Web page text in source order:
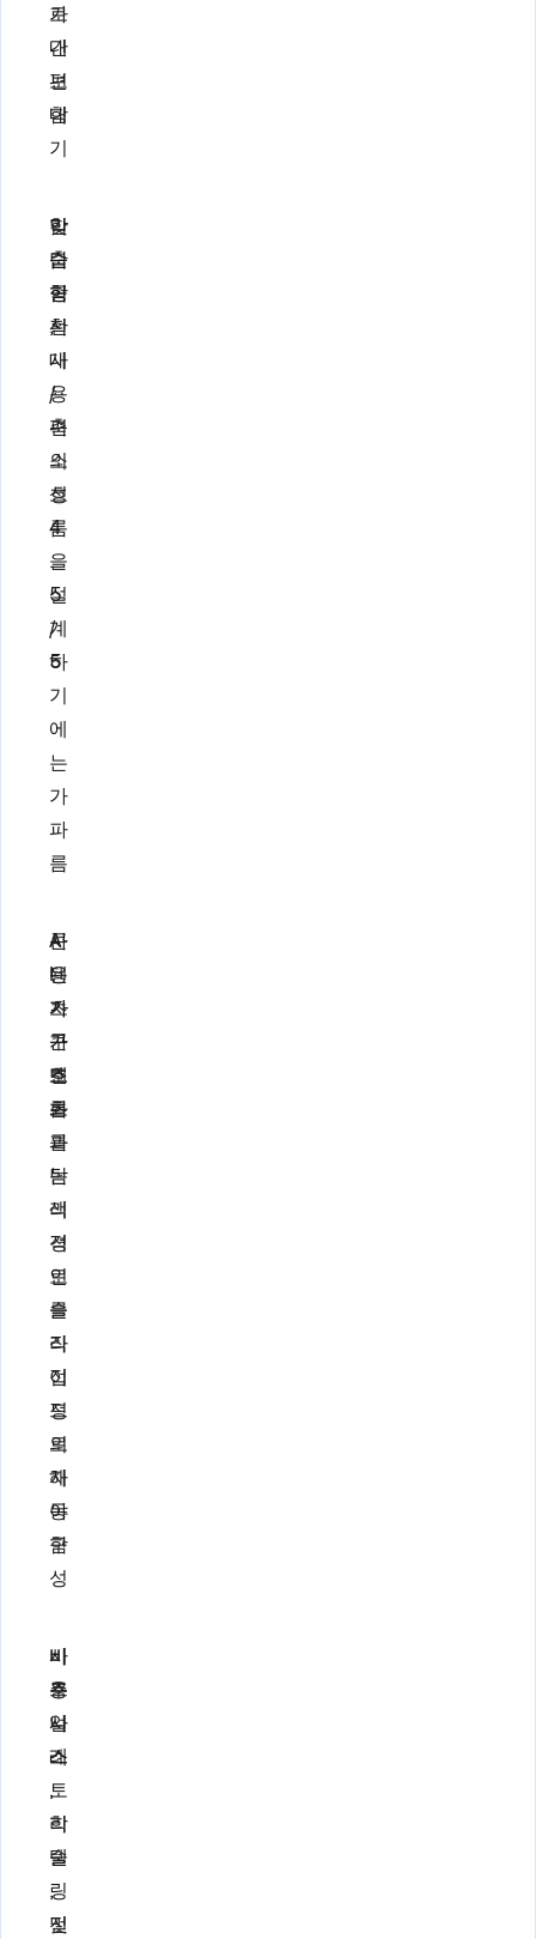
로
내
보
내
기
가
간
편
함
학
습
곡
선
맞
춤
형
확
대
/
축
소
흐
름
을
설
계
하
기
에
는
가
파
름
간
단
함
,
사
용
편
의
성
4
.
5
/
5
콘
텐
츠
구
조
화
사
용
자
가
흐
름
과
탐
색
경
로
를
직
접
정
의
해
야
함
A
I
가
콘
텐
츠
를
논
리
적
인
슬
라
이
드
로
자
동
구
성
사
용
사
례
비
주
얼
스
토
리
텔
링
및
비
즈
니
스
,
학
술
,
전